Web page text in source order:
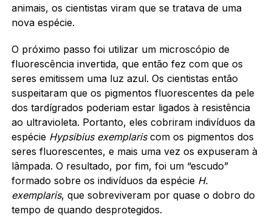
animais, os cientistas viram que se tratava de uma
nova espécie.
O próximo passo foi utilizar um microscópio de
fluorescência invertida, que então fez com que os
seres emitissem uma luz azul. Os cientistas então
suspeitaram que os pigmentos fluorescentes da pele
dos tardígrados poderiam estar ligados à resistência
ao ultravioleta. Portanto, eles cobriram indivíduos da
espécie Hypsibius exemplariscom os pigmentos dos
seres fluorescentes, e mais uma vez os expuseram à
lâmpada. O resultado, por fim, foi um “escudo”
formado sobre os indivíduos da espécie H.
exemplaris, que sobreviveram por quase o dobro do
tempo de quando desprotegidos.